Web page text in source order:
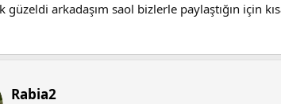
güzeldi arkadaşım saol bizlerle paylaştığın için
Rabia2